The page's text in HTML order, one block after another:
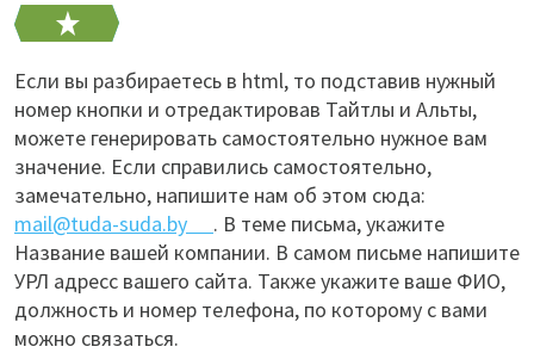
Если вы разбираетесь в html, то подставив нужный
номер кнопки и отредактировав Тайтлы и Альты,
можете генерировать самостоятельно нужное вам
значение. Если справились самостоятельно,
замечательно, напишите нам об этом сюда:
mail@tuda-suda.by . В теме письма, укажите
Название вашей компании. В самом письме напишите
УРЛ адресс вашего сайта. Также укажите ваше ФИО,
должность и номер телефона, по которому с вами
можно связаться.